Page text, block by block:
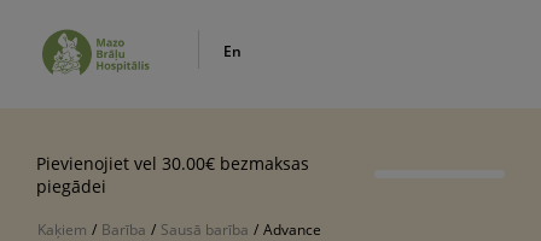
En
Pievienojiet vel 30.00€ bezmaksas
piegādei
Kaķiem / Barība / Sausā barība / Advance